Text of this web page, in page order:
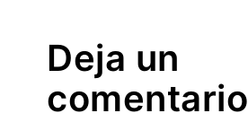
Deja un
comentario